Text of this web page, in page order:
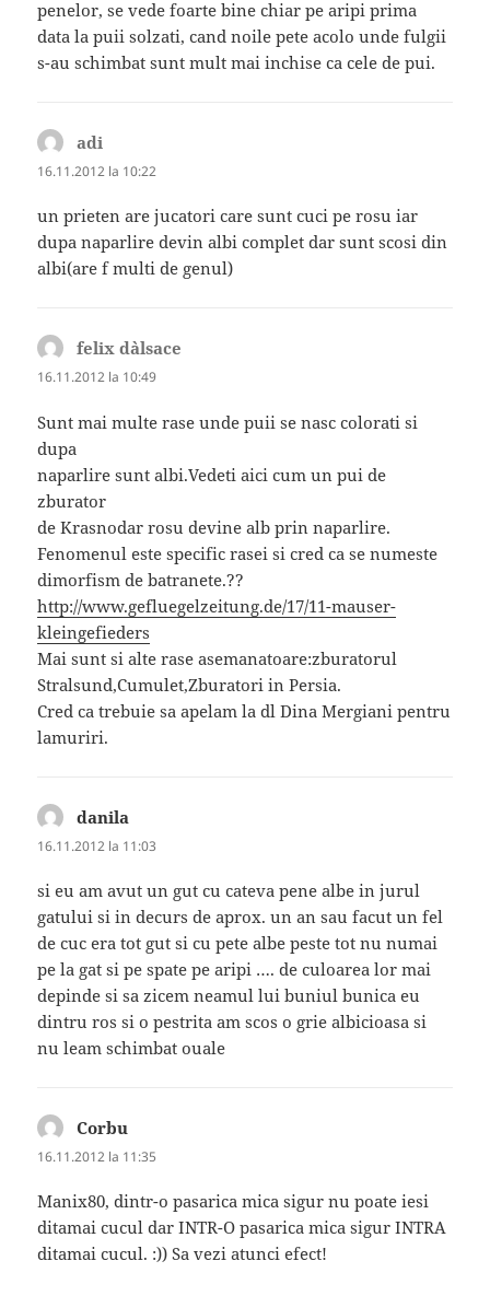
penelor, se vede foarte bine chiar pe aripi prima
data la puii solzati, cand noile pete acolo unde fulgii
s-au schimbat sunt mult mai inchise ca cele de pui.
adi
16.11.2012 la 10:22
un prieten are jucatori care sunt cuci pe rosu iar
dupa naparlire devin albi complet dar sunt scosi din
albi(are f multi de genul)
felix d`alsace
16.11.2012 la 10:49
Sunt mai multe rase unde puii se nasc colorati si
dupa
naparlire sunt albi.Vedeti aici cum un pui de
zburator
de Krasnodar rosu devine alb prin naparlire.
Fenomenul este specific rasei si cred ca se numeste
dimorfism de batranete.??
http://www.gefluegelzeitung.de/17/11-mauser-
kleingefieders
Mai sunt si alte rase asemanatoare:zburatorul
Stralsund,Cumulet,Zburatori in Persia.
Cred ca trebuie sa apelam la dl Dina Mergiani pentru
lamuriri.
danila
16.11.2012 la 11:03
si eu am avut un gut cu cateva pene albe in jurul
gatului si in decurs de aprox. un an sau facut un fel
de cuc era tot gut si cu pete albe peste tot nu numai
pe la gat si pe spate pe aripi …. de culoarea lor mai
depinde si sa zicem neamul lui buniul bunica eu
dintru ros si o pestrita am scos o grie albicioasa si
nu leam schimbat ouale
Corbu
16.11.2012 la 11:35
Manix80, dintr-o pasarica mica sigur nu poate iesi
ditamai cucul dar INTR-O pasarica mica sigur INTRA
ditamai cucul. :)) Sa vezi atunci efect!